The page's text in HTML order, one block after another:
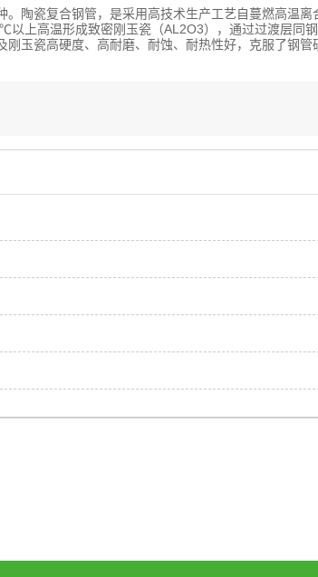
陶瓷复合钢管，是采用高技术生产工艺自蔓燃高温离
上高温形成致密刚玉瓷（AL2O3），通过过渡层同钢
玉瓷高硬度、高耐磨、耐蚀、耐热性好，克服了钢管